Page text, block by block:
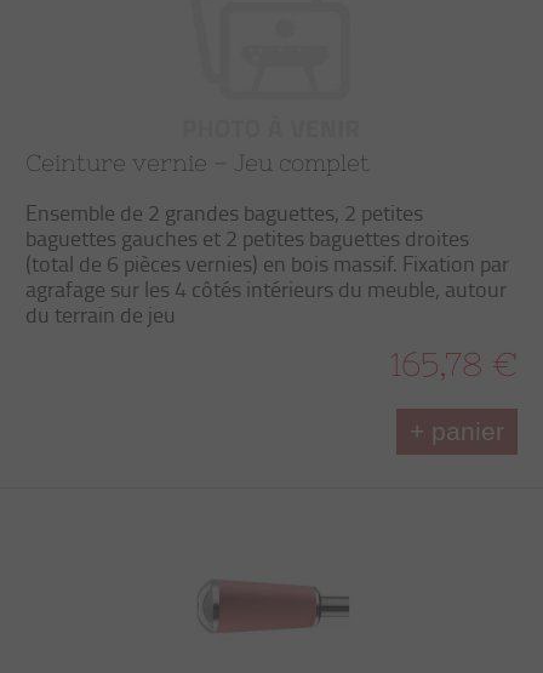
Ceinture vernie – Jeu complet
Ensemble de 2 grandes baguettes, 2 petites
baguettes gauches et 2 petites baguettes droites
(total de 6 pièces vernies) en bois massif. Fixation par
agrafage sur les 4 côtés intérieurs du meuble, autour
du terrain de jeu
165,78 €
+ panier